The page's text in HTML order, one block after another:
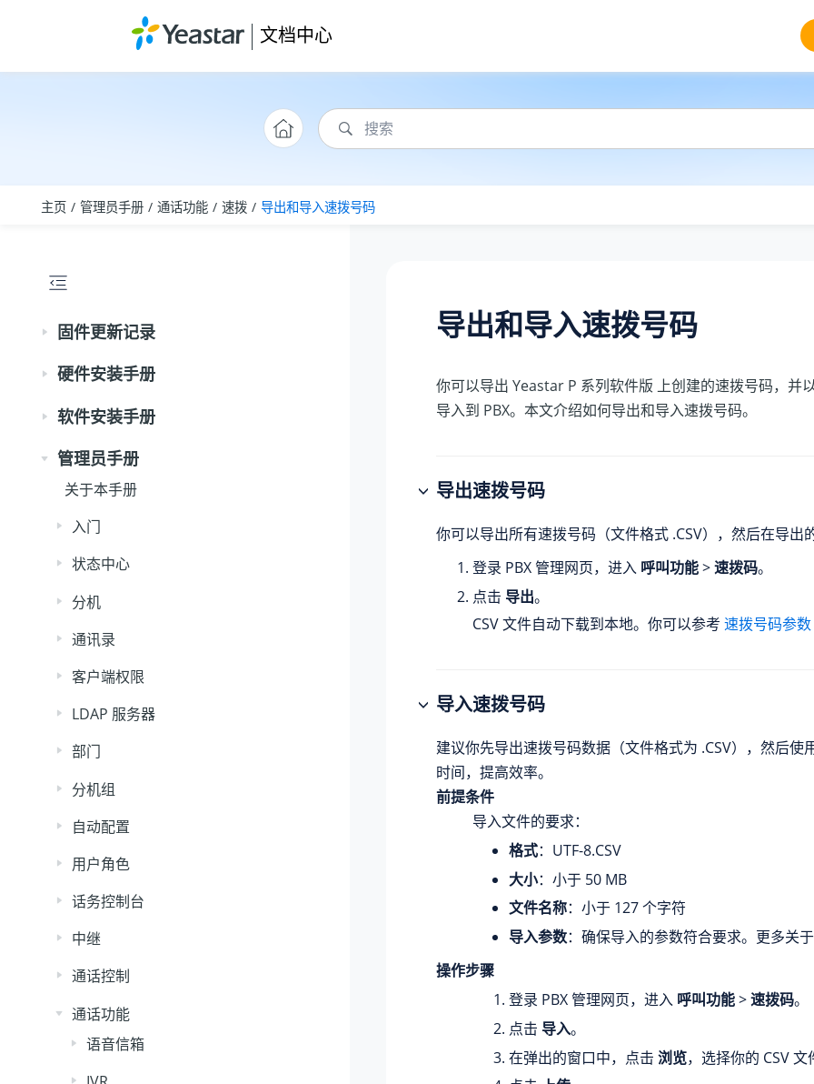
文档中心
主页 管理员手册 通话功能 速拨 导出和导入速拨号码
固件更新记录
硬件安装手册
软件安装手册
管理员手册
关于本手册
入门
状态中心
分机
通讯录
客户端权限
LDAP 服务器
部门
分机组
自动配置
用户角色
话务控制台
中继
通话控制
通话功能
语音信箱
导出和导入速拨号码
你可以导出 Yeastar P 系列软件版 上创建的速拨号码，并
导入到 PBX。本文介绍如何导出和导入速拨号码。
导出速拨号码
你可以导出所有速拨号码（文件格式 .CSV），然后在导
登录 PBX 管理网页，进入 呼叫功能>速拨码。
点击 导出。
CSV 文件自动下载到本地。你可以参考 速拨号码参数
导入速拨号码
建议你先导出速拨号码数据（文件格式为 .CSV），然后
时间，提高效率。
前提条件
导入文件的要求：
格式：UTF-8.CSV
大小：小于 50 MB
文件名称：小于 127 个字符
导入参数：确保导入的参数符合要求。更多关
操作步骤
登录 PBX 管理网页，进入 呼叫功能>速拨码。
点击 导入。
在弹出的窗口中，点击 浏览，选择你的 CSV 文